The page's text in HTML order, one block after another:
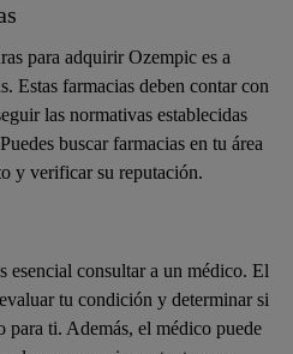
para adquirir Ozempic es a
Estas farmacias deben contar con
las normativas establecidas
buscar farmacias en tu área
y verificar su reputación.
esencial consultar a un médico. El
tu condición y determinar si
para ti. Además, el médico puede